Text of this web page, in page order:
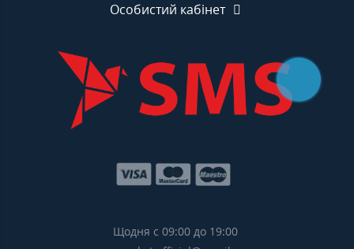
Особистий кабінет
Щодня с 09:00 до 19:00